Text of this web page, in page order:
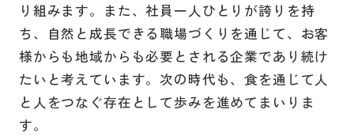
り組みます。また、社員一人ひとりが誇りを持
ち、自然と成長できる職場づくりを通じて、お客
様からも地域からも必要とされる企業であり続け
たいと考えています。次の時代も、食を通じて人
と人をつなぐ存在として歩みを進めてまいりま
す。